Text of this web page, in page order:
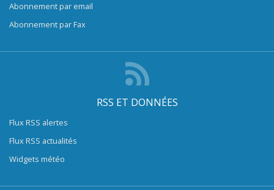
Abonnement par email
Abonnement par Fax
RSS ET DONNÉES
Flux RSS alertes
Flux RSS actualités
Widgets météo